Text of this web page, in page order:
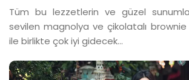
Tüm bu lezzetlerin ve güzel
sevilen magnolya ve çikolatalı
ile birlikte çok iyi gidecek...